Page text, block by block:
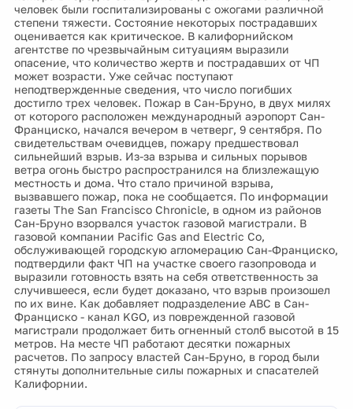
человек были госпитализированы с ожогами различной
степени тяжести. Состояние некоторых пострадавших
оценивается как критическое. В калифорнийском
агентстве по чрезвычайным ситуациям выразили
опасение, что количество жертв и пострадавших от ЧП
может возрасти. Уже сейчас поступают
неподтвержденные сведения, что число погибших
достигло трех человек. Пожар в Сан-Бруно, в двух милях
от которого расположен международный аэропорт Сан-
Франциско, начался вечером в четверг, 9 сентября. По
свидетельствам очевидцев, пожару предшествовал
сильнейший взрыв. Из-за взрыва и сильных порывов
ветра огонь быстро распространился на близлежащую
местность и дома. Что стало причиной взрыва,
вызвавшего пожар, пока не сообщается. По информации
газеты The San Francisco Chronicle, в одном из районов
Сан-Бруно взорвался участок газовой магистрали. В
газовой компании Pacific Gas and Electric Co,
обслуживающей городскую агломерацию Сан-Франциско,
подтвердили факт ЧП на участке своего газопровода и
выразили готовность взять на себя ответственность за
случившееся, если будет доказано, что взрыв произошел
по их вине. Как добавляет подразделение ABC в Сан-
Франциско - канал KGO, из поврежденной газовой
магистрали продолжает бить огненный столб высотой в 15
метров. На месте ЧП работают десятки пожарных
расчетов. По запросу властей Сан-Бруно, в город были
стянуты дополнительные силы пожарных и спасателей
Калифорнии.